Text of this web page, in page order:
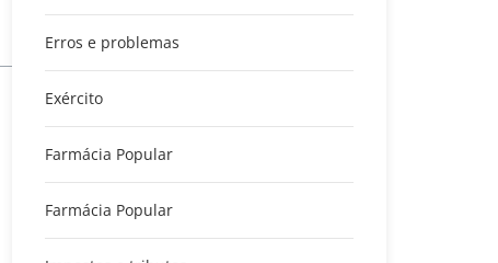
Erros e problemas
Exército
Farmácia Popular
Farmácia Popular